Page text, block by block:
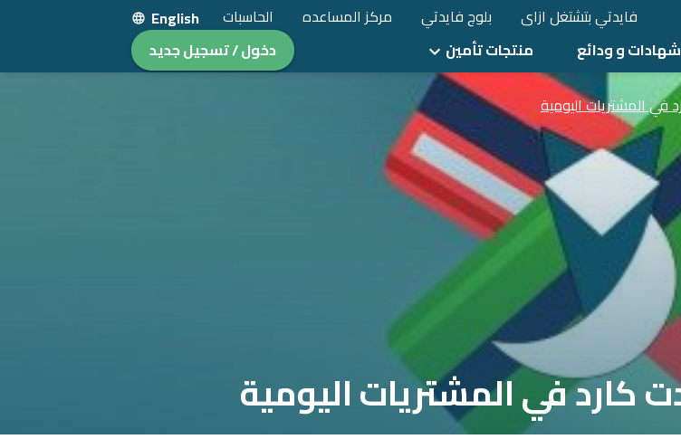
فايدتي بتشتغل ازاى بلوج فايدتي مركز المساعده الحاسبات
English
شهادات و ودائع منتجات تأمين دخول / تسجيل جديد